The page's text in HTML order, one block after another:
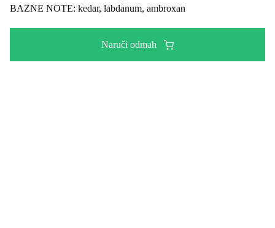
BAZNE NOTE: kedar, labdanum, ambroxan
Naruči odmah